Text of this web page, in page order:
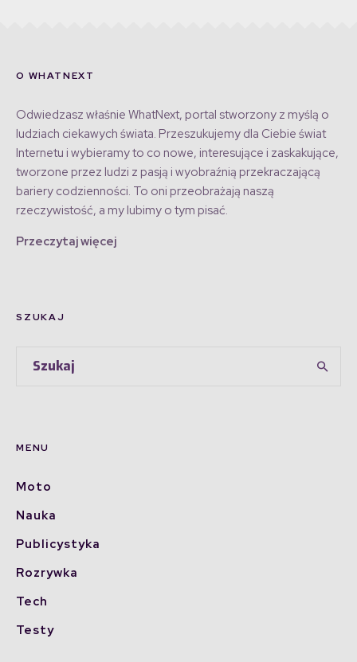
O WHATNEXT
Odwiedzasz właśnie WhatNext, portal stworzony z myślą o
ludziach ciekawych świata. Przeszukujemy dla Ciebie świat
Internetu i wybieramy to co nowe, interesujące i zaskakujące,
tworzone przez ludzi z pasją i wyobraźnią przekraczającą
bariery codzienności. To oni przeobrażają naszą
rzeczywistość, a my lubimy o tym pisać.
Przeczytaj więcej
SZUKAJ
MENU
Moto
Nauka
Publicystyka
Rozrywka
Tech
Testy